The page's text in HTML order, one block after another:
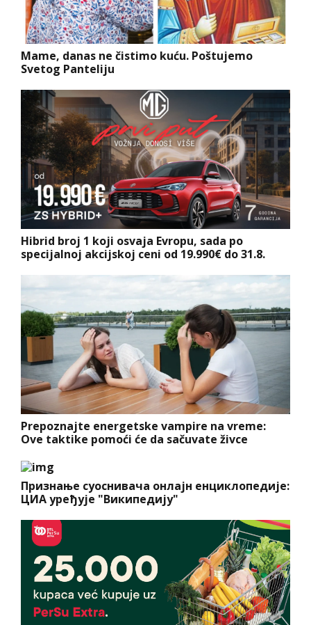
Mame, danas ne čistimo kuću. Poštujemo
Svetog Panteliju
Hibrid broj 1 koji osvaja Evropu, sada po
specijalnoj akcijskoj ceni od 19.990€ do 31.8.
Prepoznajte energetske vampire na vreme:
Ove taktike pomoći će da sačuvate živce
Признање суоснивача онлајн енциклопедије:
ЦИА уређује "Википедију"